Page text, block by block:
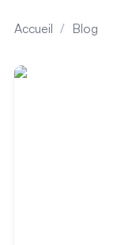
Accueil / Blog